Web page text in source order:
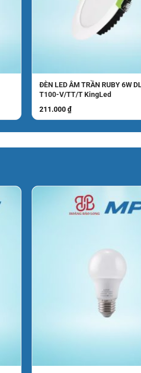
ĐÈN LED ÂM TRẦN RUBY 6W
T100-V/TT/T KingLed
211.000₫